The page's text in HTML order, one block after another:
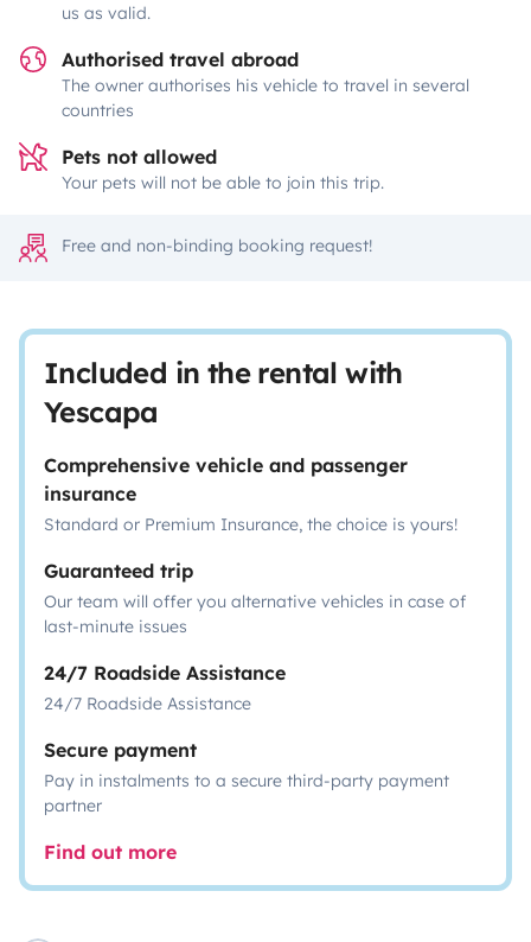
us as valid.
Authorised travel abroad
The owner authorises his vehicle to travel in several
countries
Pets not allowed
Your pets will not be able to join this trip.
Free and non-binding booking request!
Included in the rental with
Yescapa
Comprehensive vehicle and passenger
insurance
Standard or Premium Insurance, the choice is yours!
Guaranteed trip
Our team will offer you alternative vehicles in case of
last-minute issues
24/7 Roadside Assistance
24/7 Roadside Assistance
Secure payment
Pay in instalments to a secure third-party payment
partner
Find out more